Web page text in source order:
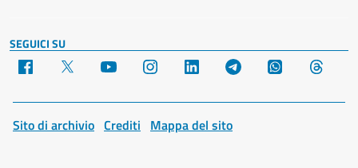
SEGUICI SU
Facebook YouTube Instagram LinkedIn Telegram WhatsApp
Sito di archivio Crediti Mappa del sito